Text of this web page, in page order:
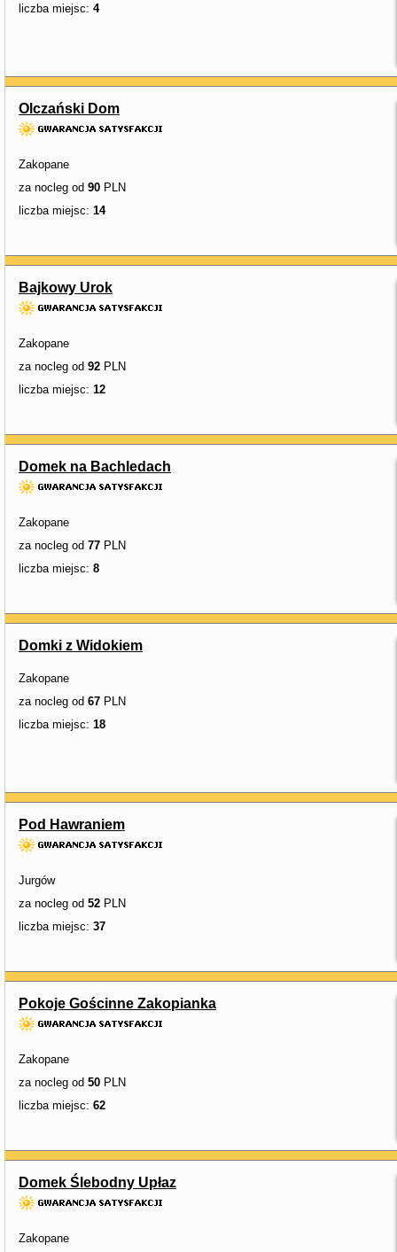
liczba miejsc: 4
Olczański Dom
Zakopane
za nocleg od 90 PLN
liczba miejsc: 14
Bajkowy Urok
Zakopane
za nocleg od 92 PLN
liczba miejsc: 12
Domek na Bachledach
Zakopane
za nocleg od 77 PLN
liczba miejsc: 8
Domki z Widokiem
Zakopane
za nocleg od 67 PLN
liczba miejsc: 18
Pod Hawraniem
Jurgów
za nocleg od 52 PLN
liczba miejsc: 37
Pokoje Gościnne Zakopianka
Zakopane
za nocleg od 50 PLN
liczba miejsc: 62
Domek Ślebodny Upłaz
Zakopane